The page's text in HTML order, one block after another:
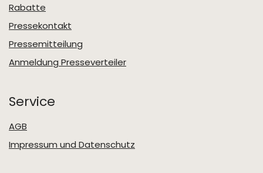
Rabatte
Pressekontakt
Pressemitteilung
Anmeldung Presseverteiler
Service
AGB
Impressum und Datenschutz